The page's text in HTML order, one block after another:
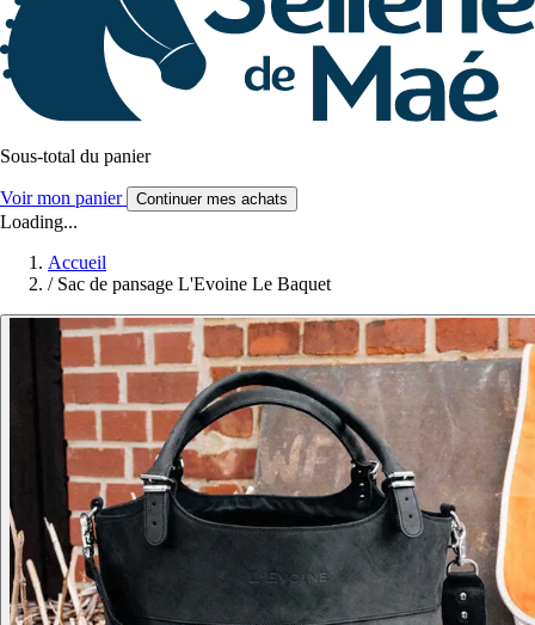
Sous-total du panier
Voir mon panier Continuer mes achats
Loading...
Accueil
/ Sac de pansage L'Evoine Le Baquet